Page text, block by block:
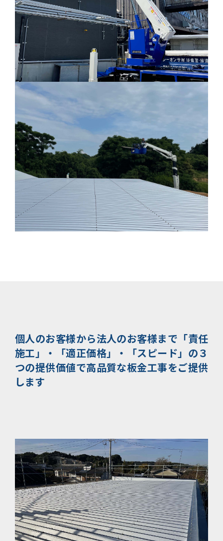
個人のお客様から法人のお客様まで 「責任
施工」・「適正価格」・「スピード」の３
つの提供価値で高品質な板金工事をご提供
します